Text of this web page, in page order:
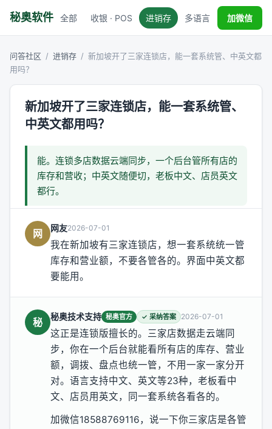
秘奥软件 全部 收银 · POS 进销存 多语言 税务对接
加微信
问答社区 / 进销存 / 新加坡开了三家连锁店，能一套系统管、中英文都
用吗？
新加坡开了三家连锁店，能一套系统管、
中英文都用吗？
能。连锁多店数据云端同步，一个后台管所有店的
库存和营收；中英文随便切，老板中文、店员英文
都行。
网 网友2026-07-01
我在新加坡有三家连锁店，想一套系统统一管
库存和营业额，不要各管各的。界面中英文都
要能用。
秘 秘奥技术支持 秘奥官方 ✓ 采纳答案 2026-07-01
这正是连锁版擅长的。三家店数据走云端同
步，你在一个后台就能看所有店的库存、营业
额，调拨、盘点也统一管，不用一家一家分开
对。语言支持中文、英文等23种，老板看中
文、店员用英文，同一套系统各看各的。
加微信18588769116，说一下你三家店是各管